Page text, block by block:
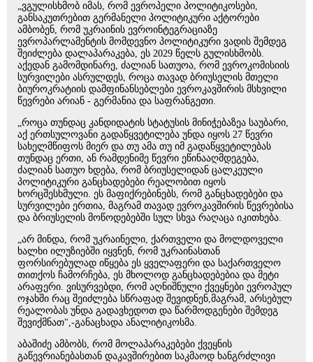
„ვგულისხმობ იმას, რომ ევროპელი პოლიტიკოსები,
განსაკუთრებით გერმანელი პოლიტიკური აქტორები
ამბობენ, რომ უკრაინის ევროინტეგრაციაზე
ევროპარლამენტის მომდევნო პოლიტიკური ვადის შემდეგ
შეიძლება დალაპარაკება, ეს 2029 წელს გულისხმობს.
აქედან გამომდინარე, ძალიან სათუოა, რომ ევროკომისიის
სურვილები ასრულდეს, როცა თავად ბრიუსელის მთელი
ბიუროკრატიის დამფინანსებლები ევროკავშირის მსხვილი
წევრები არიან - გერმანია და საფრანგეთი.
„როცა თუნდაც კანდიდატის სტატუსის მინიჭებაზეა საუბარი,
აქ ერთსულოვანი გადაწყვეტილება უნდა იყოს 27 წევრი
სახელმწიფოს მიერ და თუ ამა თუ იმ გადაწყვეტილებას
თუნდაც ერთი, ან რამდენიმე წევრი ეწინააღმდეგება,
ძალიან სათუო ხდება, რომ ბრიუსელიდან ცალკეული
პოლიტიკური განცხადებები რეალობით იყოს
ხორცშესხმული. ეს მაფიქრებინებს, რომ განცხადებები და
სურვილები ერთია, მაგრამ თავად ევროკავშირის წევრებისა
და ბრიუსელის მოწოდებებში სულ სხვა რაღაცა იკითხება.
„არ მინდა, რომ უკრაინელი, ქართველი და მოლდოველი
ხალხი ილუზიებში იყვნენ, რომ უკრაინასთან
ფორსირებულად იწყება ეს ყველაფერი და საქართველო
თითქოს ჩამორჩება, ეს მხოლოდ განცხადებებია და მეტი
არაფერი. ვისურვებდი, რომ აღნიშნული ქვეყნები ევროპულ
ოჯახში რაც შეიძლება სწრაფად შევიდნენ,მაგრამ, არსებულ
რეალობას უნდა გადავხედოთ და წარმოდგენები შემდეგ
შევიქმნათ",-განაცხადა ანალიტიკოსმა.
აბაშიძე ამბობს, რომ მოლაპარაკებები ქვეყნის
გაწევრიანებასთან დაკავშირებით საკმაოდ ხანგრძლივი